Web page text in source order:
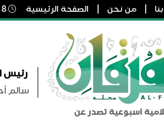
من نحن الصفحة الرئيسية
اسبوعية تصدر عن
رئيس
سالم